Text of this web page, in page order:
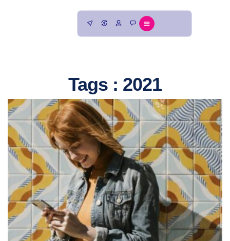
Tags : 2021